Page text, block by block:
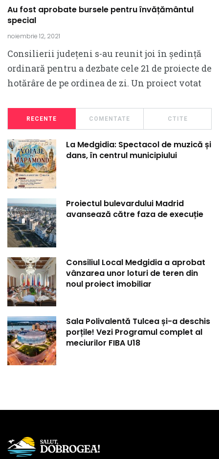
Au fost aprobate bursele pentru învățământul
special
noiembrie 12, 2021
Consilierii județeni s-au reunit joi în ședință
ordinară pentru a dezbate cele 21 de proiecte de
hotărâre de pe ordinea de zi. Un proiect votat
RECENTE COMENTATE CTITE
La Medgidia: Spectacol de muzică și
dans, în centrul municipiului
Proiectul bulevardului Madrid
avansează către faza de execuție
Consiliul Local Medgidia a aprobat
vânzarea unor loturi de teren din
noul proiect imobiliar
Sala Polivalentă Tulcea și-a deschis
porțile! Vezi Programul complet al
meciurilor FIBA U18